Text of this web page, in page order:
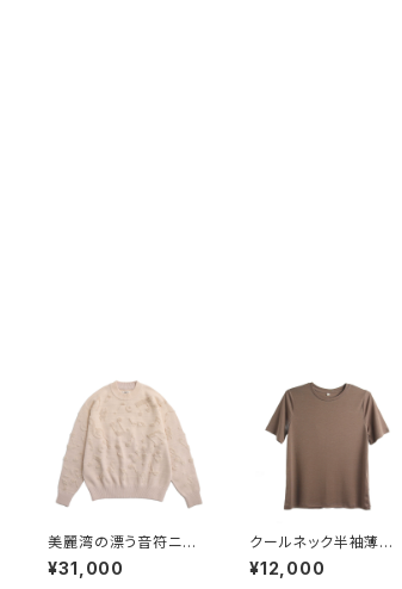
美麗湾の漂う音符ニット
長袖トップス ベージュ
¥31,000
クールネック半袖薄手ト
ップス ブラウン
¥12,000